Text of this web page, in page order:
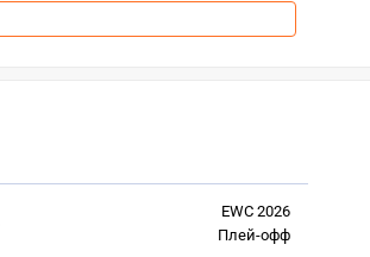
EWC 2026
Плей-офф